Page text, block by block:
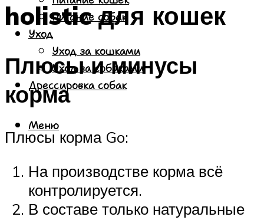
Питание собак
Уход
Уход за кошками
Уход за собаками
Дрессировка собак
Меню
holistic для кошек
Плюсы и минусы
корма
Плюсы корма Go:
На производстве корма всё
контролируется.
В составе только натуральные